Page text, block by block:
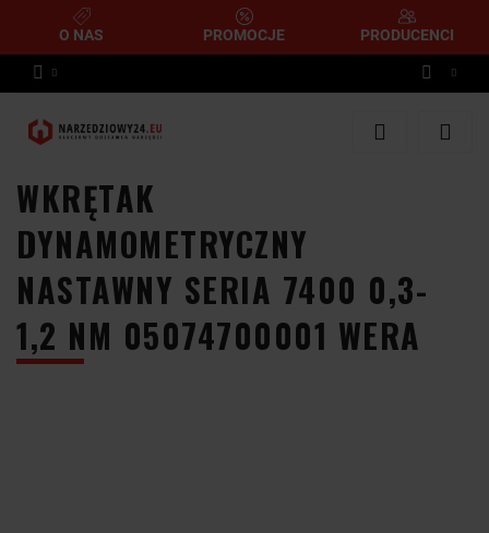
O NAS PROMOCJE PRODUCENCI
Zaloguj się
WKRĘTAK
DYNAMOMETRYCZNY
NASTAWNY SERIA 7400 0,3-
1,2 NM 05074700001 WERA